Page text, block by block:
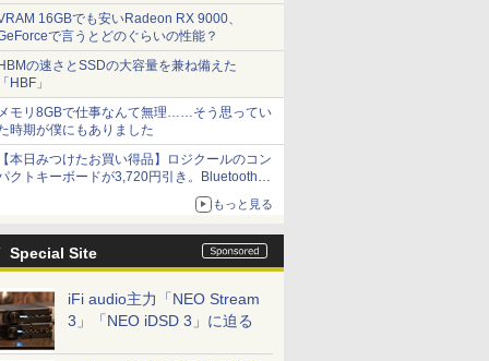
ぐらいの性能？ - PC Watch
16GBでも安いRadeon RX 9000、
で言うとどのぐらいの性能？
の速さとSSDの大容量を兼ね備えた
HBF」
モリ8GBで仕事なんて無理……そう思ってい
時期が僕にもありました
本日みつけたお買い得品】ロジクールのコン
クトキーボードが3,720円引き。Bluetoothで3
もっと見る
Special Site
iFi audio主力「NEO Stream
3」「NEO iDSD 3」に迫る